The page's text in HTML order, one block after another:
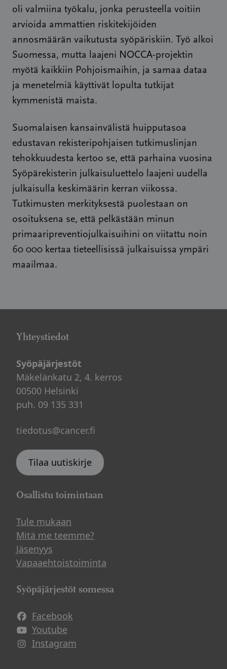
oli valmiina työkalu, jonka perusteella voitiin
arvioida ammattien riskitekijöiden
annosmäärän vaikutusta syöpäriskiin. Työ alkoi
Suomessa, mutta laajeni NOCCA-projektin
myötä kaikkiin Pohjoismaihin, ja samaa dataa
ja menetelmiä käyttivät lopulta tutkijat
kymmenistä maista.
Suomalaisen kansainvälistä huipputasoa
edustavan rekisteripohjaisen tutkimuslinjan
tehokkuudesta kertoo se, että parhaina vuosina
Syöpärekisterin julkaisuluettelo laajeni uudella
julkaisulla keskimäärin kerran viikossa.
Tutkimusten merkityksestä puolestaan on
osoituksena se, että pelkästään minun
primaaripreventiojulkaisuihini on viitattu noin
60 000 kertaa tieteellisissä julkaisuissa ympäri
maailmaa.
Yhteystiedot
Syöpäjärjestöt
Mäkelänkatu 2, 4. kerros
00500 Helsinki
puh. 09 135 331
tiedotus@cancer.fi
Tilaa uutiskirje
Osallistu toimintaan
Tule mukaan
Mitä me teemme?
Jäsenyys
Vapaaehtoistoiminta
Syöpäjärjestöt somessa
Facebook
Avautuu uuteen ikkunaan
Youtube
Avautuu uuteen ikkunaan
Instagram
Avautuu uuteen ikkunaan